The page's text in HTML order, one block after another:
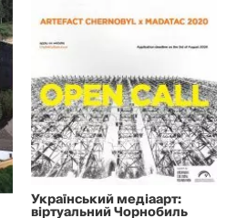
Український медіаарт:
віртуальний Чорнобиль